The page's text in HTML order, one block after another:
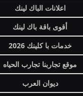
اعلانات الباك لينك
أقوى باقة باك لينك
خدمات با كلينك 2026
موقع تجاربنا تجارب الحياه
ديوان العرب